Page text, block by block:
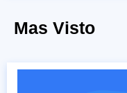
Mas Visto